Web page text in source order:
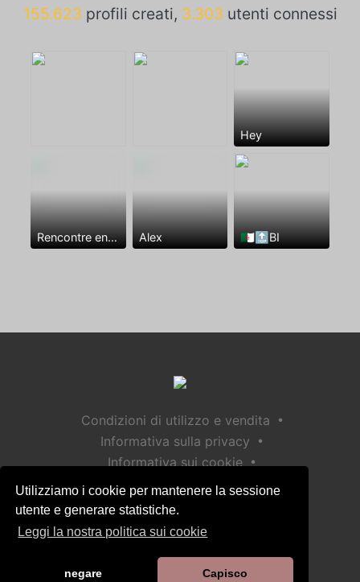
Utilizziamo i cookie per mantenere la sessione
utente e generare statistiche.
Leggi la nostra politica sui cookie
negare Capisco
155.623 profili creati, 3.303 utenti connessi
Hey
Rencontre entre mecs Alex 🇩🇿🔝BI
Condizioni di utilizzo e vendita •
Informativa sulla privacy •
Informativa sui cookie •
Politica sulla sicurezza dei bambini
Aiuto / Contatto